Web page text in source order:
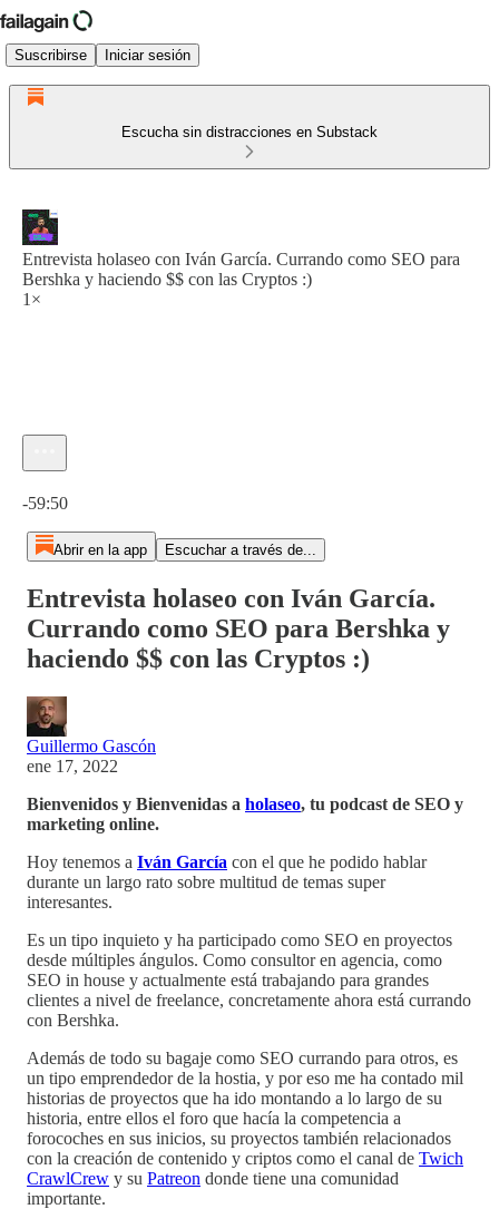
Suscribirse Iniciar sesión
Escucha sin distracciones en Substack
Entrevista holaseo con Iván García. Currando como SEO para
Bershka y haciendo $$ con las Cryptos :)
1×
-59:50
Abrir en la app Escuchar a través de...
Entrevista holaseo con Iván García.
Currando como SEO para Bershka y
haciendo $$ con las Cryptos :)
Guillermo Gascón
ene 17, 2022
Bienvenidos y Bienvenidas a holaseo, tu podcast de SEO y
marketing online.
Hoy tenemos a Iván García con el que he podido hablar
durante un largo rato sobre multitud de temas super
interesantes.
Es un tipo inquieto y ha participado como SEO en proyectos
desde múltiples ángulos. Como consultor en agencia, como
SEO in house y actualmente está trabajando para grandes
clientes a nivel de freelance, concretamente ahora está currando
con Bershka.
Además de todo su bagaje como SEO currando para otros, es
un tipo emprendedor de la hostia, y por eso me ha contado mil
historias de proyectos que ha ido montando a lo largo de su
historia, entre ellos el foro que hacía la competencia a
forocoches en sus inicios, su proyectos también relacionados
con la creación de contenido y criptos como el canal de Twich
CrawlCrew y su Patreon donde tiene una comunidad
importante.